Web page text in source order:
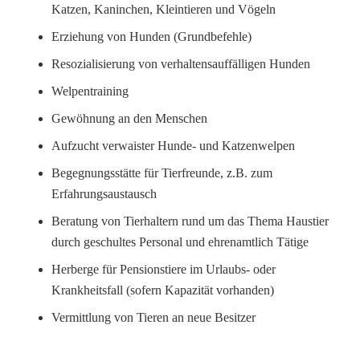
Katzen, Kaninchen, Kleintieren und Vögeln
Erziehung von Hunden (Grundbefehle)
Resozialisierung von verhaltensauffälligen Hunden
Welpentraining
Gewöhnung an den Menschen
Aufzucht verwaister Hunde- und Katzenwelpen
Begegnungsstätte für Tierfreunde, z.B. zum
Erfahrungsaustausch
Beratung von Tierhaltern rund um das Thema Haustier
durch geschultes Personal und ehrenamtlich Tätige
Herberge für Pensionstiere im Urlaubs- oder
Krankheitsfall (sofern Kapazität vorhanden)
Vermittlung von Tieren an neue Besitzer